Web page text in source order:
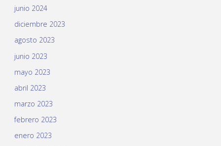
junio 2024
diciembre 2023
agosto 2023
junio 2023
mayo 2023
abril 2023
marzo 2023
febrero 2023
enero 2023